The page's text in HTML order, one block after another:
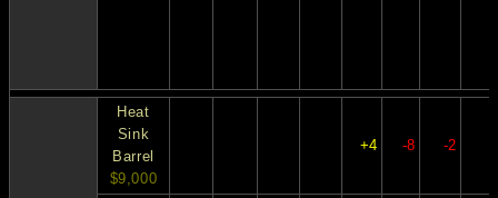
Heat
Sink
Barrel
$9,000
+4 -8 -2